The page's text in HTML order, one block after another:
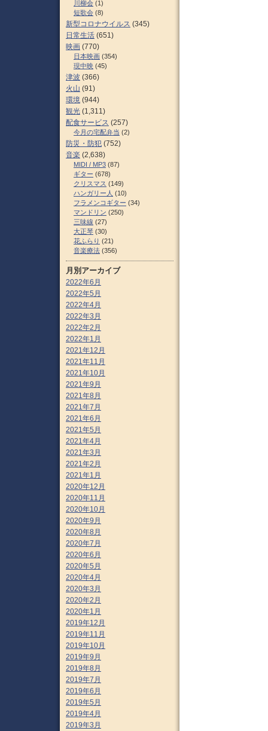
川柳会 (1)
短歌会 (8)
新型コロナウイルス (345)
日常生活 (651)
映画 (770)
日本映画 (354)
現中映 (45)
津波 (366)
火山 (91)
環境 (944)
観光 (1,311)
配食サービス (257)
今月の宅配弁当 (2)
防災・防犯 (752)
音楽 (2,638)
MIDI / MP3 (87)
ギター (678)
クリスマス (149)
ハンガリー人 (10)
フラメンコギター (34)
マンドリン (250)
三味線 (27)
大正琴 (30)
花ふらり (21)
音楽療法 (356)
月別アーカイブ
2022年6月
2022年5月
2022年4月
2022年3月
2022年2月
2022年1月
2021年12月
2021年11月
2021年10月
2021年9月
2021年8月
2021年7月
2021年6月
2021年5月
2021年4月
2021年3月
2021年2月
2021年1月
2020年12月
2020年11月
2020年10月
2020年9月
2020年8月
2020年7月
2020年6月
2020年5月
2020年4月
2020年3月
2020年2月
2020年1月
2019年12月
2019年11月
2019年10月
2019年9月
2019年8月
2019年7月
2019年6月
2019年5月
2019年4月
2019年3月